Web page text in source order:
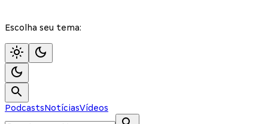
Escolha seu tema:
PodcastsNotíciasVídeos